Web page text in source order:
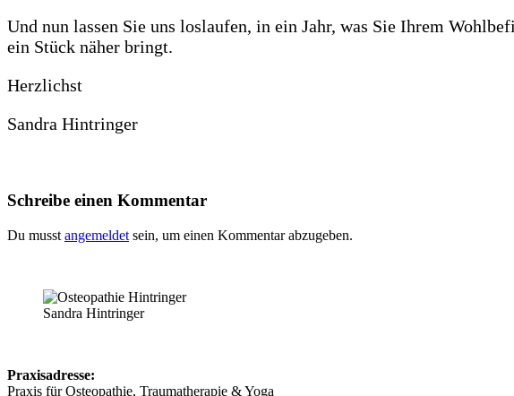
Und nun lassen Sie uns loslaufen, in ein Jahr, was Sie Ihrem
ein Stück näher bringt.
Herzlichst
Sandra Hintringer
Schreibe einen Kommentar
Du musst angemeldet sein, um einen Kommentar abzugeben.
Sandra Hintringer
Praxisadresse:
Praxis für Osteopathie, Traumatherapie & Yoga